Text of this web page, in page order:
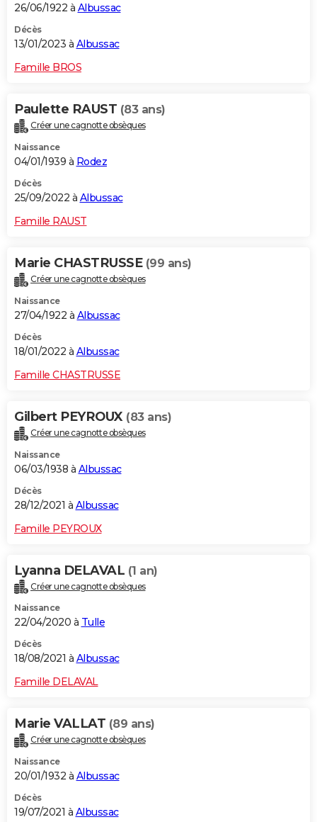
26/06/1922 à Albussac
Décès
13/01/2023 à Albussac
Famille BROS
Paulette RAUST (83 ans)
Créer une cagnotte obsèques
Naissance
04/01/1939 à Rodez
Décès
25/09/2022 à Albussac
Famille RAUST
Marie CHASTRUSSE (99 ans)
Créer une cagnotte obsèques
Naissance
27/04/1922 à Albussac
Décès
18/01/2022 à Albussac
Famille CHASTRUSSE
Gilbert PEYROUX (83 ans)
Créer une cagnotte obsèques
Naissance
06/03/1938 à Albussac
Décès
28/12/2021 à Albussac
Famille PEYROUX
Lyanna DELAVAL (1 an)
Créer une cagnotte obsèques
Naissance
22/04/2020 à Tulle
Décès
18/08/2021 à Albussac
Famille DELAVAL
Marie VALLAT (89 ans)
Créer une cagnotte obsèques
Naissance
20/01/1932 à Albussac
Décès
19/07/2021 à Albussac